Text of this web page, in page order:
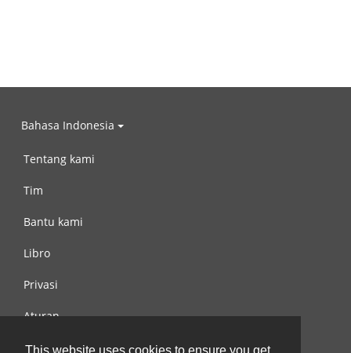
Bahasa Indonesia
Tentang kami
Tim
Bantu kami
Libro
Privasi
Aturan
Hubungi kami